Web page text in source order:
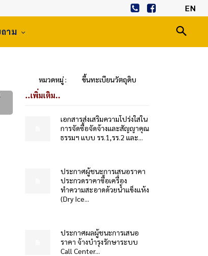
EN
าม
หมวดหมู่ : ขึ้นทะเบียนวัตถุดิบ
..เพิ่มเติม..
เอกสารส่งเสริมความโปร่งใสใน
การจัดซื้อจัดจ้างและสัญญาคุณ
ธรรมฯ แบบ รร.1,รร.2 และ...
ประกาศผู้ชนะการเสนอราคา
ประกวดราคาซื้อเครื่อง
ทำความสะอาดด้วยน้ำแข็งแห้ง
(Dry Ice...
ประกาศผลผู้ชนะการเสนอ
ราคา จ้างบำรุงรักษาระบบ
Call Center...